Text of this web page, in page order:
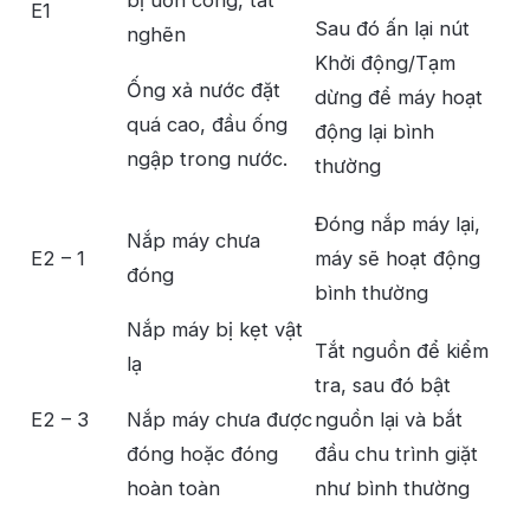
E1
nghẽn
Ống xả nước đặt
quá cao, đầu ống
ngập trong nước.
Sau đó ấn lại nút
Khởi động/Tạm
dừng để máy hoạt
động lại bình
thường
E2 – 1
Nắp máy chưa
đóng
Đóng nắp máy lại,
máy sẽ hoạt động
bình thường
E2 – 3
Nắp máy bị kẹt vật
lạ
Nắp máy chưa được
đóng hoặc đóng
hoàn toàn
Tắt nguồn để kiểm
tra, sau đó bật
nguồn lại và bắt
đầu chu trình giặt
như bình thường